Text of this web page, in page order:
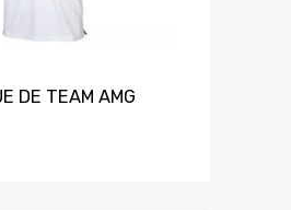
DE TEAM AMG